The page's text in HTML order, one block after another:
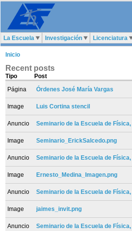
La Escuela Investigación Licenciatura
Inicio
Recent posts
Tipo
Post
Página
Órdenes José María Vargas
Image Luis Cortina stencil
Anuncio Seminario de la Escuela de
Image Seminario_ErickSalcedo.png
Anuncio Seminario de la Escuela de
Image Ernesto_Medina_Imagen.png
Anuncio Seminario de la Escuela de
Image jaimes_invit.png
Anuncio Seminario de la Escuela de